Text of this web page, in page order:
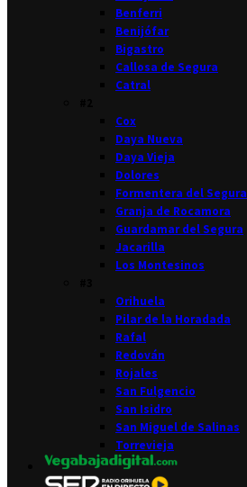
Benferri
Benijófar
Bigastro
Callosa de Segura
Catral
Cox
Daya Nueva
Daya Vieja
Dolores
Formentera del Segura
Granja de Rocamora
Guardamar del Segura
Jacarilla
Los Montesinos
Orihuela
Pilar de la Horadada
Rafal
Redován
Rojales
San Fulgencio
San Isidro
San Miguel de Salinas
Torrevieja